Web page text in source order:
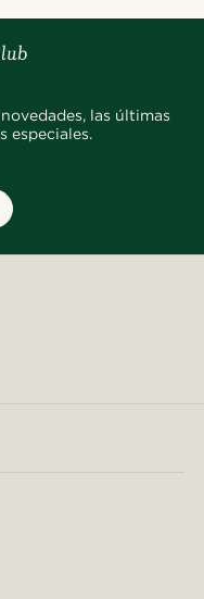
las últimas
especiales.